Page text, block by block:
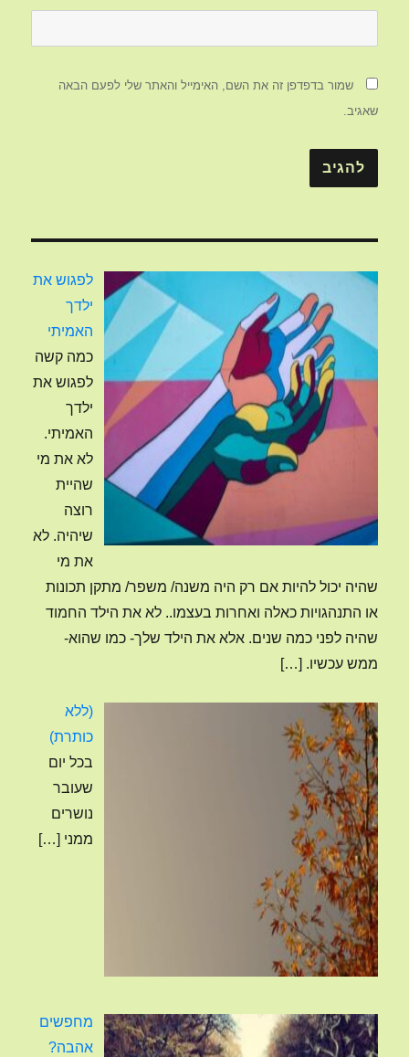
שמור בדפדפן זה את השם, האימייל והאתר שלי לפעם הבאה
שאגיב.
לפגוש את
ילדך
האמיתי
כמה קשה
לפגוש את
ילדך
האמיתי.
לא את מי
שהיית
רוצה
שיהיה. לא
את מי
שהיה יכול להיות אם רק היה משנה/ משפר/ מתקן תכונות
או התנהגויות כאלה ואחרות בעצמו.. לא את הילד החמוד
שהיה לפני כמה שנים. אלא את הילד שלך- כמו שהוא-
ממש עכשיו. […]
(ללא
כותרת)
4120בכל יום
שעובר
נושרים
ממני […]
מחפשים
אהבה?